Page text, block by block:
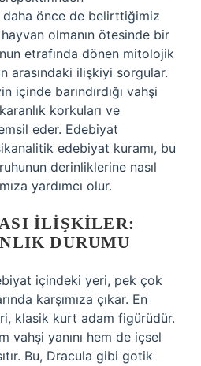
daha önce de belirttiğimiz
olmanın ötesinde bir
etrafında dönen mitolojik
arasındaki ilişkiyi sorgular.
içinde barındırdığı vahşi
korkuları ve
eder. Edebiyat
edebiyat kuramı, bu
derinliklerine nasıl
yardımcı olur.
İLIŞKILER:
DURUMU
içindeki yeri, pek çok
karşımıza çıkar. En
klasik kurt adam figürüdür.
vahşi yanını hem de içsel
Bu, Dracula gibi gotik